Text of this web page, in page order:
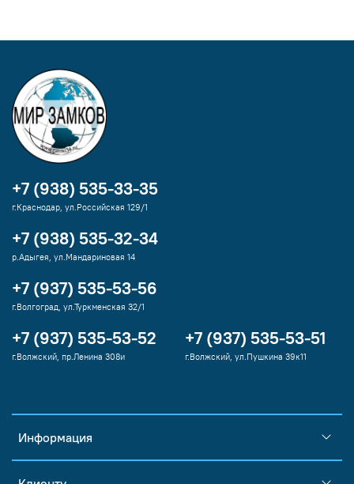
Информация
+7 (938) 535-33-35
г.Краснодар, ул.Российская 129/1
+7 (938) 535-32-34
р.Адыгея, ул.Мандариновая 14
+7 (937) 535-53-56
г.Волгоград, ул.Туркменская 32/1
+7 (937) 535-53-52
г.Волжский, пр.Ленина 308и
+7 (937) 535-53-51
г.Волжский, ул.Пушкина 39к11